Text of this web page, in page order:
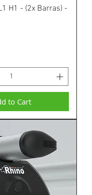
H1 - (2x Barras) -
to Cart